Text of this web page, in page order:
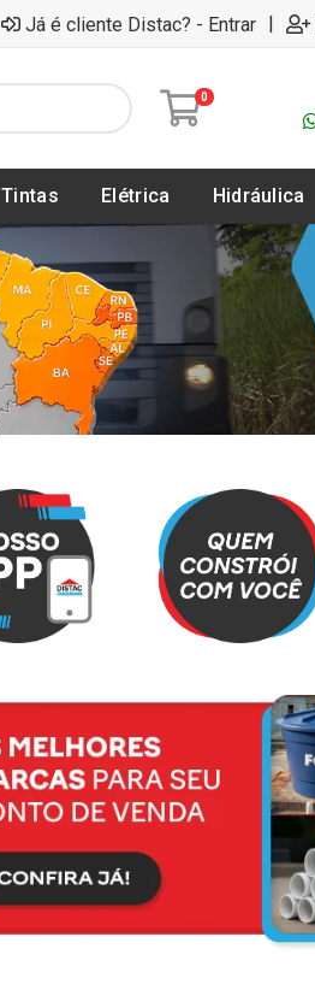
Já é cliente Distac? - Entrar |
0
Tintas Elétrica Hidráulica